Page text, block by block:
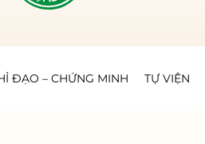
ĐẠO – CHỨNG MINH TỰ VIỆN